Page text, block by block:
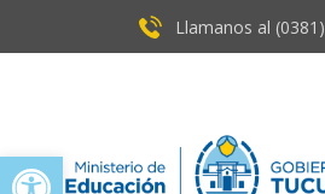
Open toolbar
Llamanos al